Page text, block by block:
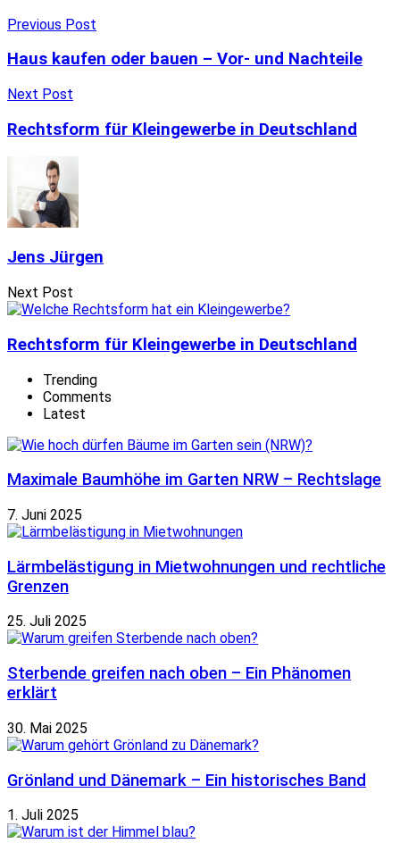
Previous Post
Haus kaufen oder bauen – Vor- und Nachteile
Next Post
Rechtsform für Kleingewerbe in Deutschland
Jens Jürgen
Next Post
Rechtsform für Kleingewerbe in Deutschland
Trending
Comments
Latest
Maximale Baumhöhe im Garten NRW – Rechtslage
7. Juni 2025
Lärmbelästigung in Mietwohnungen und rechtliche
Grenzen
25. Juli 2025
Sterbende greifen nach oben – Ein Phänomen
erklärt
30. Mai 2025
Grönland und Dänemark – Ein historisches Band
1. Juli 2025